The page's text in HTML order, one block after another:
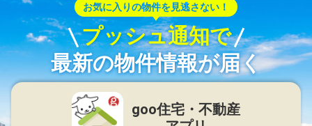
お気に入りの物件を見逃さない！
プッシュ通知で
最新の物件情報が届く
goo住宅・不動産